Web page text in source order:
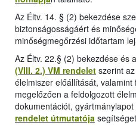
Az Éltv. 14. § (2) bekezdése
biztonságosságáért és
minőségmegőrzési időtartam
Az Éltv. 22.§ (2) bekezdése és
(VIII. 2.) VM rendelet szerint
élelmiszer előállítását,
megelőzően a feldolgozott
dokumentációt,
rendelet útmutatója